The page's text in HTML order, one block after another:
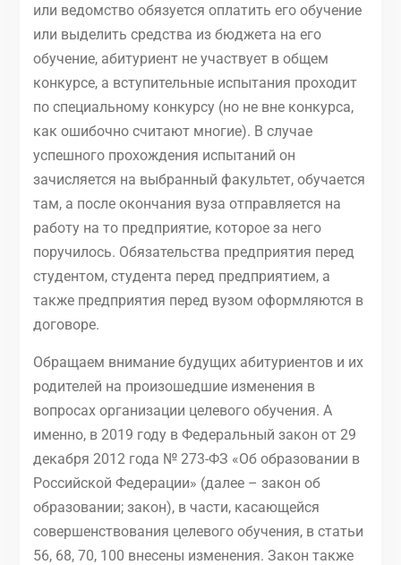
или ведомство обязуется оплатить его обучение
или выделить средства из бюджета на его
обучение, абитуриент не участвует в общем
конкурсе, а вступительные испытания проходит
по специальному конкурсу (но не вне конкурса,
как ошибочно считают многие). В случае
успешного прохождения испытаний он
зачисляется на выбранный факультет, обучается
там, а после окончания вуза отправляется на
работу на то предприятие, которое за него
поручилось. Обязательства предприятия перед
студентом, студента перед предприятием, а
также предприятия перед вузом оформляются в
договоре.
Обращаем внимание будущих абитуриентов и их
родителей на произошедшие изменения в
вопросах организации целевого обучения. А
именно, в 2019 году в Федеральный закон от 29
декабря 2012 года № 273-ФЗ «Об образовании в
Российской Федерации» (далее – закон об
образовании; закон), в части, касающейся
совершенствования целевого обучения, в статьи
56, 68, 70, 100 внесены изменения. Закон также